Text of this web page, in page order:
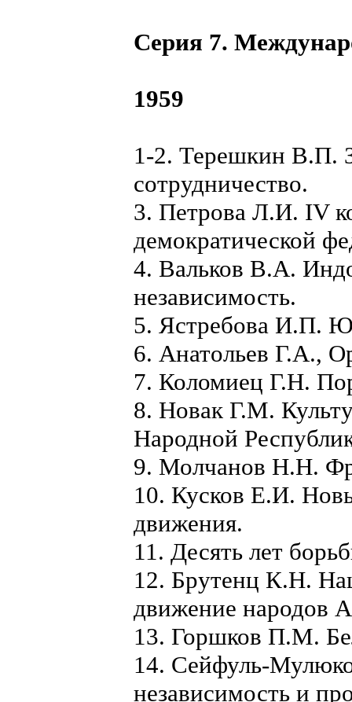
Серия 7.
1959
1-2. Терешкин В.П.
сотрудничество.
3. Петрова Л.И. IV
демократической
4. Вальков В.А.
независимость.
5. Ястребова И.П.
6. Анатольев Г.А.,
7. Коломиец Г.Н.
8. Новак Г.М.
Народной
9. Молчанов Н.Н.
10. Кусков Е.И.
движения.
11. Десять лет
12. Брутенц К.Н.
движение народов
13. Горшков П.М.
14. Сейфуль-
независимость и